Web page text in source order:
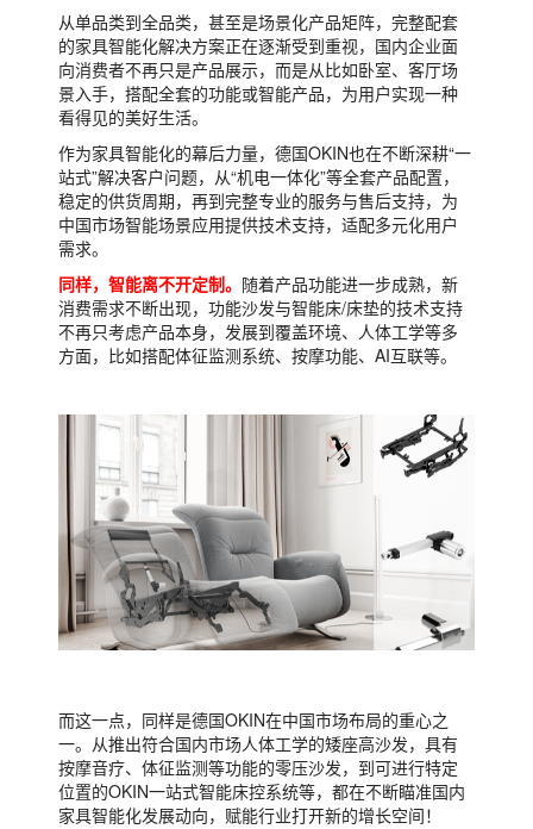
从单品类到全品类，甚至是场景化产品矩阵，完整配套
的家具智能化解决方案正在逐渐受到重视，国内企业面
向消费者不再只是产品展示，而是从比如卧室、客厅场
景入手，搭配全套的功能或智能产品，为用户实现一种
看得见的美好生活。
作为家具智能化的幕后力量，德国OKIN也在不断深耕“一
站式”解决客户问题，从“机电一体化”等全套产品配置，
稳定的供货周期，再到完整专业的服务与售后支持，为
中国市场智能场景应用提供技术支持，适配多元化用户
需求。
同样，智能离不开定制。 随着产品功能进一步成熟，新
消费需求不断出现，功能沙发与智能床/床垫的技术支持
不再只考虑产品本身，发展到覆盖环境、人体工学等多
方面，比如搭配体征监测系统、按摩功能、AI互联等。
而这一点，同样是德国OKIN在中国市场布局的重心之
一。从推出符合国内市场人体工学的矮座高沙发，具有
按摩音疗、体征监测等功能的零压沙发，到可进行特定
位置的OKIN一站式智能床控系统等，都在不断瞄准国内
家具智能化发展动向，赋能行业打开新的增长空间！